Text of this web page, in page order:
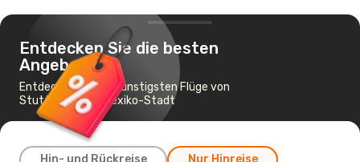
Entdecken Sie die besten
Angebote
Entdecken Sie die günstigsten Flüge von
Stuttgart nach Mexiko-Stadt
Hin- und Rückreise Nur Hinreise